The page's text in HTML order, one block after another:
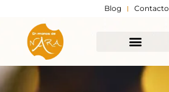
Blog Contacto